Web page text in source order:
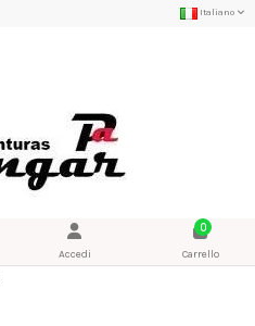
Italiano
Accedi
0
Carrello